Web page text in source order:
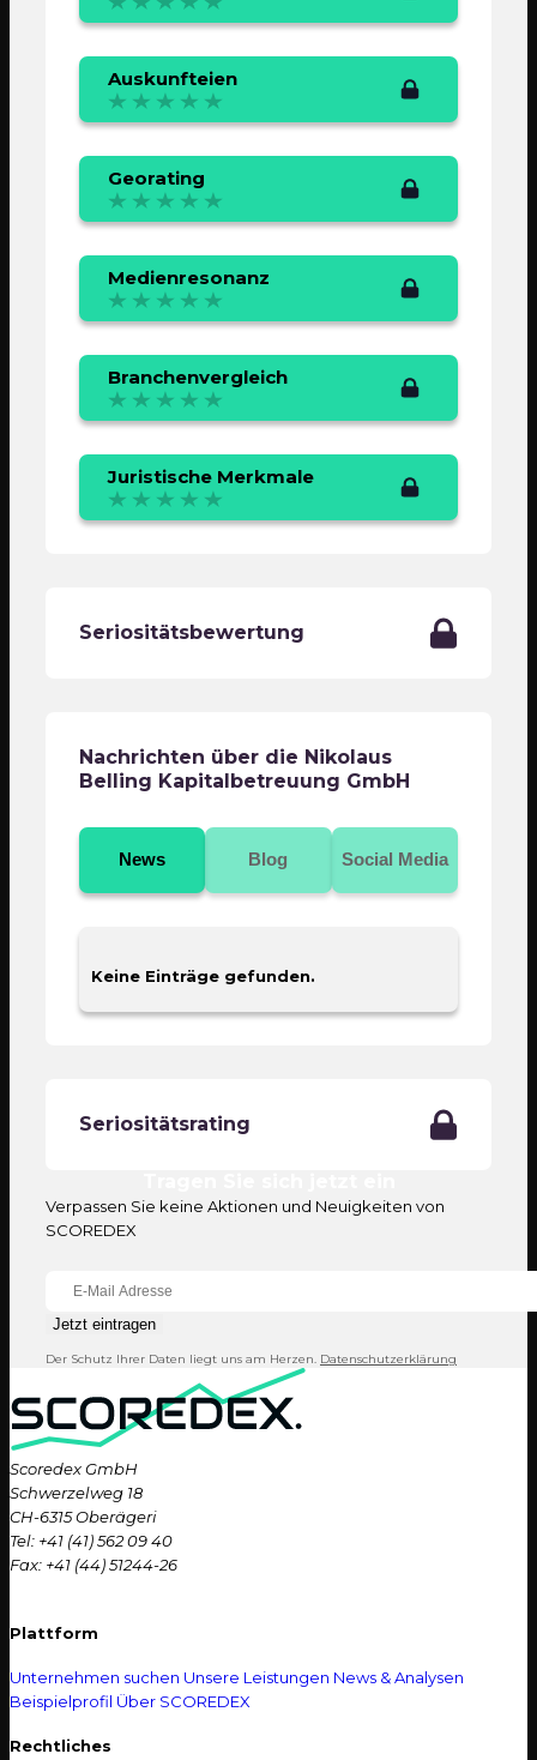
Auskunfteien
Georating
Medienresonanz
Branchenvergleich
Juristische Merkmale
Seriositätsbewertung
Nachrichten über die Nikolaus
Belling Kapitalbetreuung GmbH
News Blog Social Media
Keine Einträge gefunden.
Seriositätsrating
Verpassen Sie keine Aktionen und Neuigkeiten von
SCOREDEX
Jetzt eintragen
Der Schutz Ihrer Daten liegt uns am Herzen. Datenschutzerklärung
Scoredex GmbH
Schwerzelweg 18
CH-6315 Oberägeri
Tel: +41 (41) 562 09 40
Fax: +41 (44) 51244-26
Plattform
Unternehmen suchen Unsere Leistungen News & Analysen
Beispielprofil Über SCOREDEX
Rechtliches